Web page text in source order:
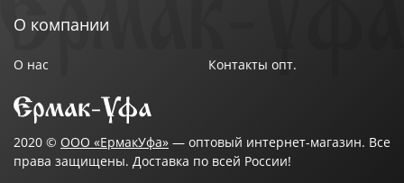
О компании
О нас Контакты опт.
2020 © ООО «ЕрмакУфа» — оптовый интернет-магазин. Все
права защищены. Доставка по всей России!